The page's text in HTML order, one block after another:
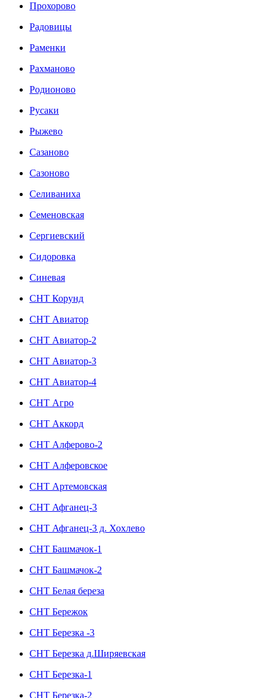
Прохорово
Радовицы
Раменки
Рахманово
Родионово
Русаки
Рыжево
Сазаново
Сазоново
Селиваниха
Семеновская
Сергиевский
Сидоровка
Синевая
СНТ Корунд
СНТ Авиатор
СНТ Авиатор-2
СНТ Авиатор-3
СНТ Авиатор-4
СНТ Агро
СНТ Аккорд
СНТ Алферово-2
СНТ Алферовское
СНТ Артемовская
СНТ Афганец-3
СНТ Афганец-3 д. Хохлево
СНТ Башмачок-1
СНТ Башмачок-2
СНТ Белая береза
СНТ Бережок
СНТ Березка -3
СНТ Березка д.Ширяевская
СНТ Березка-1
СНТ Березка-2